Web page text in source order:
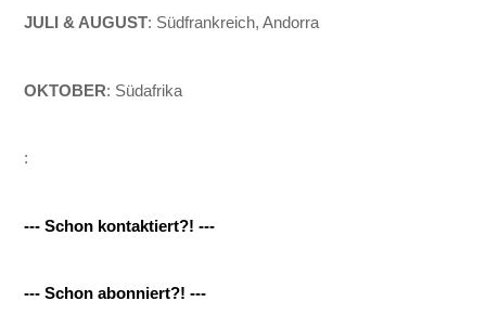
JULI & AUGUST: Südfrankreich, Andorra
OKTOBER: Südafrika
:
--- Schon kontaktiert?! ---
--- Schon abonniert?! ---